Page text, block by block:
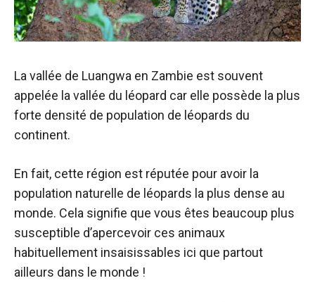
La vallée de Luangwa en Zambie est souvent
appelée la vallée du léopard car elle possède la plus
forte densité de population de léopards du
continent.
En fait, cette région est réputée pour avoir la
population naturelle de léopards la plus dense au
monde. Cela signifie que vous êtes beaucoup plus
susceptible d’apercevoir ces animaux
habituellement insaisissables ici que partout
ailleurs dans le monde !